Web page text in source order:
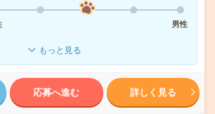
男性
もっと見る
応募へ進む 詳しく見る